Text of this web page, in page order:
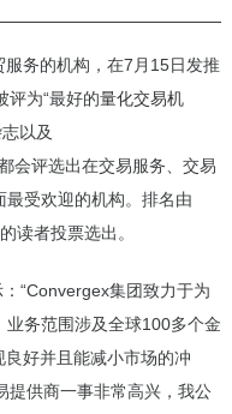
务的机构，在7月15日发推
评为“最好的量化交易机
以及
会评选出在交易服务、交易
受欢迎的机构。排名由
读者投票选出。
“Convergex集团致力于为
务范围涉及全球100多个金
好并且能减小市场的冲
提供商一事非常高兴，我公